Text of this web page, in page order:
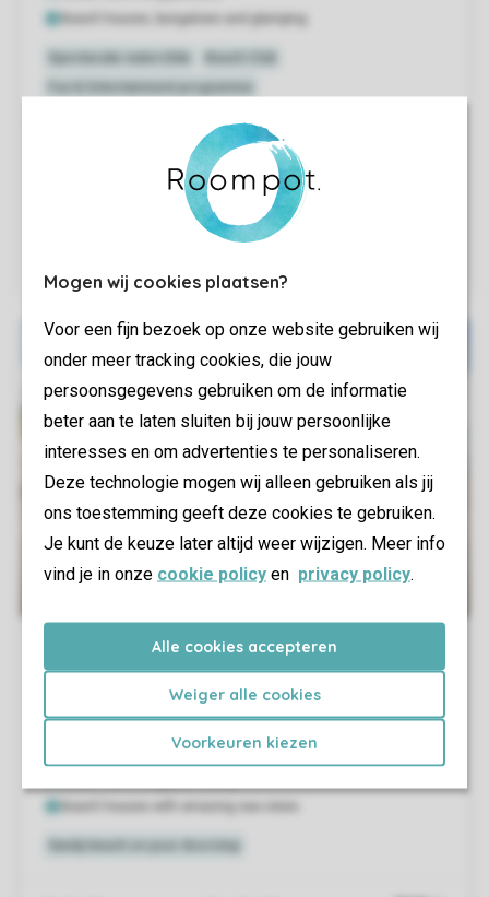
Mogen wij cookies plaatsen?
Voor een fijn bezoek op onze website gebruiken wij
onder meer tracking cookies, die jouw
persoonsgegevens gebruiken om de informatie
beter aan te laten sluiten bij jouw persoonlijke
interesses en om advertenties te personaliseren.
Deze technologie mogen wij alleen gebruiken als jij
ons toestemming geeft deze cookies te gebruiken.
Je kunt de keuze later altijd weer wijzigen. Meer info
vind je in onze cookie policy en privacy policy.
Alle cookies accepteren
Weiger alle cookies
Voorkeuren kiezen